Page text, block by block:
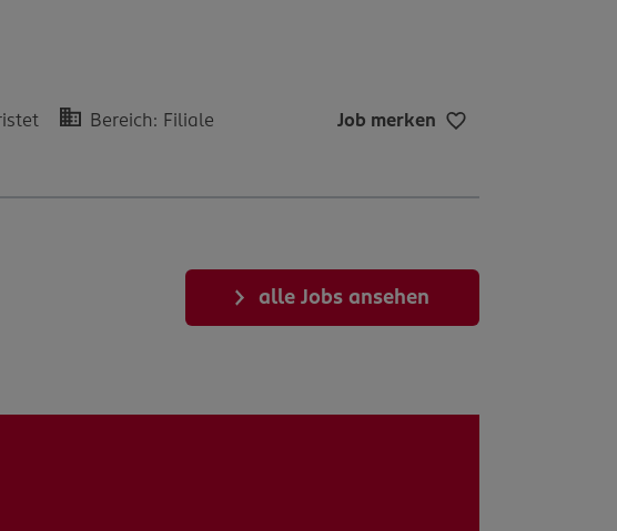
Bereich: Filiale
Job merken
alle Jobs ansehen